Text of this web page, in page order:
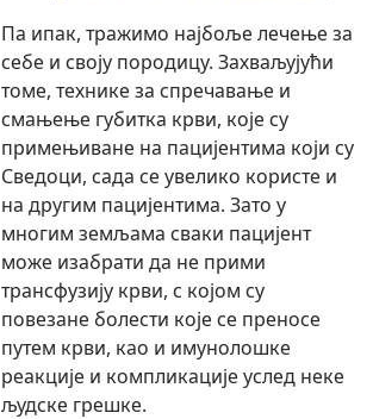
Па ипак, тражимо најбоље лечење за
себе и своју породицу. Захваљујући
томе, технике за спречавање и
смањење губитка крви, које су
примењиване на пацијентима који су
Сведоци, сада се увелико користе и
на другим пацијентима. Зато у
многим земљама сваки пацијент
може изабрати да не прими
трансфузију крви, с којом су
повезане болести које се преносе
путем крви, као и имунолошке
реакције и компликације услед неке
људске грешке.